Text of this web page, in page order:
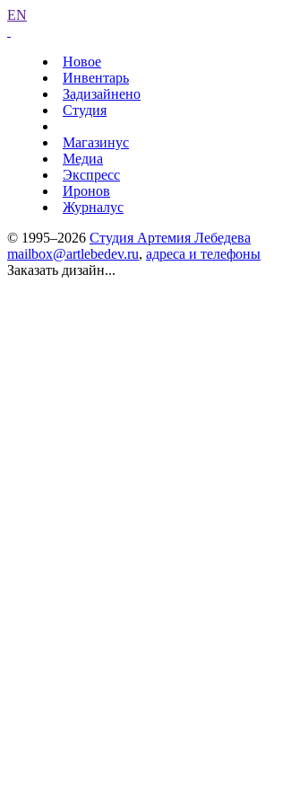
EN
Новое
Инвентарь
Задизайнено
Студия
Магазинус
Медиа
Экспресс
Иронов
Журналус
© 1995–2026 Студия Артемия Лебедева
mailbox@artlebedev.ru, адреса и телефоны
Заказать дизайн...